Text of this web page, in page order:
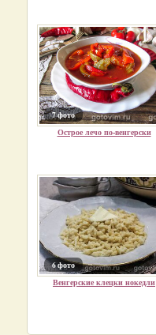
7 фото
Острое лечо по-венгерски
6 фото
Венгерские клецки нокедли